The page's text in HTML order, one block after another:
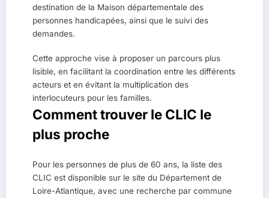
destination de la Maison départementale des
personnes handicapées, ainsi que le suivi des
demandes.
Cette approche vise à proposer un parcours plus
lisible, en facilitant la coordination entre les différents
acteurs et en évitant la multiplication des
interlocuteurs pour les familles.
Comment trouver le CLIC le
plus proche
Pour les personnes de plus de 60 ans, la liste des
CLIC est disponible sur le site du Département de
Loire-Atlantique, avec une recherche par commune